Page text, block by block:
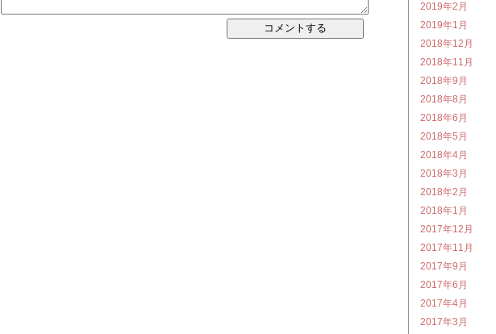
2019年2月
2019年1月
2018年12月
2018年11月
2018年9月
2018年8月
2018年6月
2018年5月
2018年4月
2018年3月
2018年2月
2018年1月
2017年12月
2017年11月
2017年9月
2017年6月
2017年4月
2017年3月